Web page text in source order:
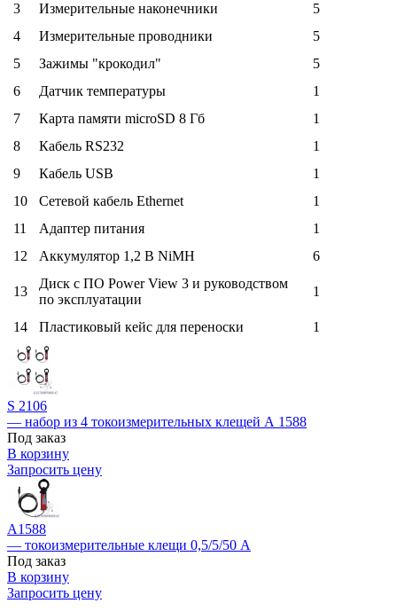
3 Измерительные наконечники
5
4
Измерительные проводники
5
5
Зажимы "крокодил"
5
6
Датчик температуры
1
7
Карта памяти microSD 8 Гб
1
8
Кабель RS232
1
9
Кабель USB
1
10
Сетевой кабель Ethernet
1
11
Адаптер питания
1
12
Аккумулятор 1,2 В NiMH 6
13
Диск с ПО Power View 3 и руководством
по эксплуатации
1
14 Пластиковый кейс для переноски 1
S 2106
— набор из 4 токоизмерительных клещей А 1588
Под заказ
В корзину
Запросить цену
А1588
— токоизмерительные клещи 0,5/5/50 А
Под заказ
В корзину
Запросить цену